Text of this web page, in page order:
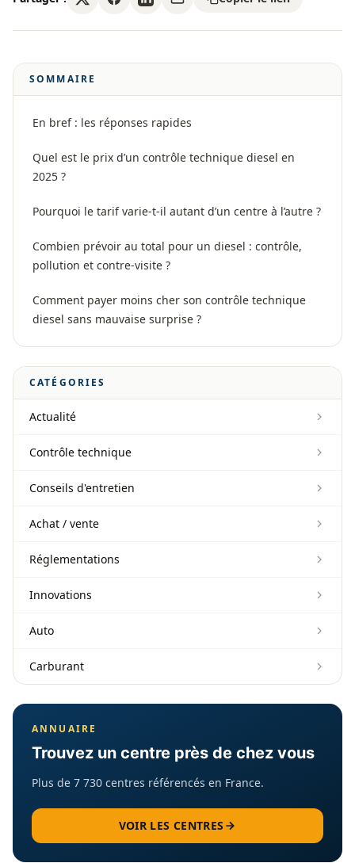
SOMMAIRE
En bref : les réponses rapides
Quel est le prix d’un contrôle technique diesel en
2025 ?
Pourquoi le tarif varie-t-il autant d’un centre à l’autre ?
Combien prévoir au total pour un diesel : contrôle,
pollution et contre-visite ?
Comment payer moins cher son contrôle technique
diesel sans mauvaise surprise ?
CATÉGORIES
Actualité
Contrôle technique
Conseils d'entretien
Achat / vente
Réglementations
Innovations
Auto
Carburant
ANNUAIRE
Trouvez un centre près de chez vous
Plus de 7 730 centres référencés en France.
VOIR LES CENTRES